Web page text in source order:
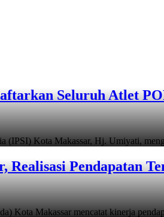
Seluruh Atlet
Kota Makassar, Hj. Umiyati,
Pendapatan
Makassar mencatat kinerja